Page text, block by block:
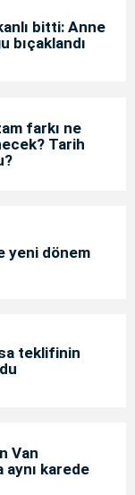
bitti: Anne
bıçaklandı
farkı ne
Tarih
yeni dönem
teklifinin
Van
aynı karede